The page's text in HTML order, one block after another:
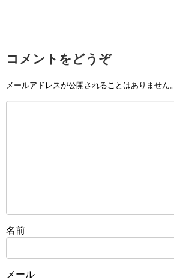
コメントをどうぞ
メールアドレスが公開されることはありません。
名前
メール